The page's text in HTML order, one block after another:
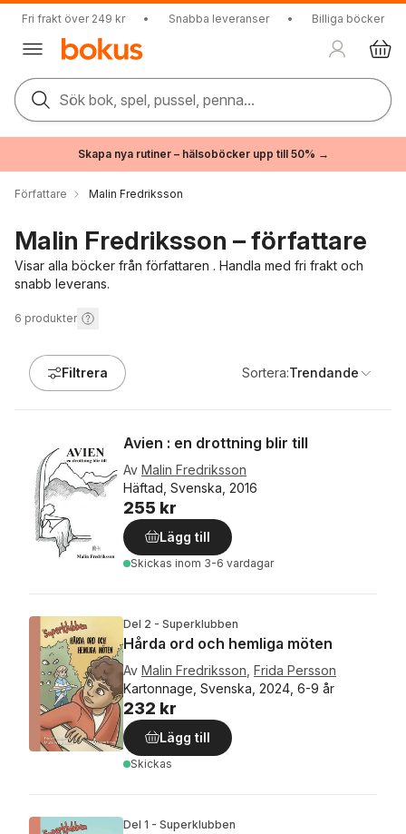
Fri frakt över 249 kr • Snabba leveranser • Billiga böcker
Sök bok, spel, pussel, penna...
Skapa nya rutiner – hälsoböcker upp till 50% →
Författare Malin Fredriksson
Malin Fredriksson – författare
Visar alla böcker från författaren . Handla med fri frakt och
snabb leverans.
6 produkter
Filtrera Sortera:Trendande
Avien : en drottning blir till
Av Malin Fredriksson
Häftad, Svenska, 2016
255 kr
Lägg till
Skickas inom 3-6 vardagar
Del 2 - Superklubben
Hårda ord och hemliga möten
Av Malin Fredriksson Frida Persson
Kartonnage, Svenska, 2024, 6-9 år
232 kr
Lägg till
Skickas
Del 1 - Superklubben